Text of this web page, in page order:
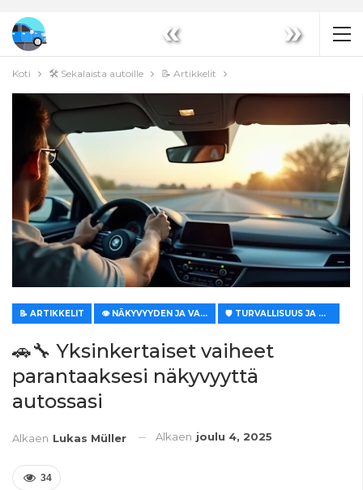
« »
Koti 🛠️ Sekalaista autoille 📝 Artikkelit
📝 ARTIKKELIT 👁️ NÄKYVYYDEN JA VALAISTUKSEN PARANTAMINEN 🛡️ TURVALLISUUS JA MUKAVUUS
🚗🔧 Yksinkertaiset vaiheet
parantaaksesi näkyvyyttä
autossasi
Alkaen Lukas Müller Alkaen joulu 4, 2025
34